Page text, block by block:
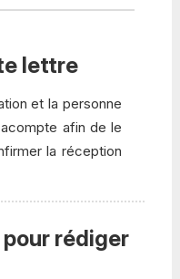
lettre
et la personne
afin de le
la réception
rédiger